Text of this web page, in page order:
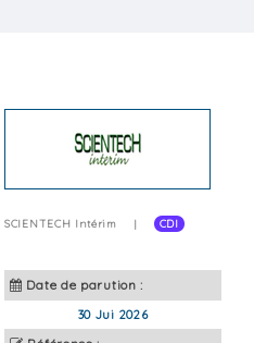
SCIENTECH Intérim | CDI
Date de parution :
30 Jui 2026